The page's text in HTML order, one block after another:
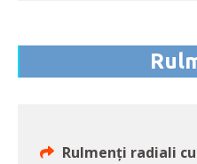
Rulmenți radiali